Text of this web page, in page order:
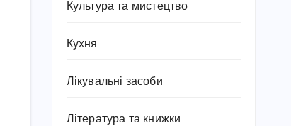
Культура та мистецтво
Кухня
Лікувальні засоби
Література та книжки